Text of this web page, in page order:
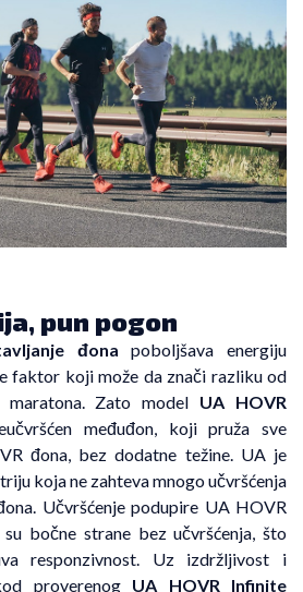
pun pogon
đona poboljšava energiju
faktor koji može da znači razliku od
Zato model UA HOVR
međuđon, koji pruža sve
đona, bez dodatne težine. UA je
koja ne zahteva mnogo učvršćenja
Učvršćenje podupire UA HOVR
bočne strane bez učvršćenja, što
responzivnost. Uz izdržljivost i
proverenog UA HOVR Infinite